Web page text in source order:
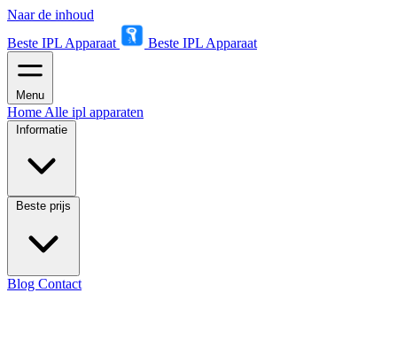
Naar de inhoud
Beste IPL Apparaat
Beste IPL Apparaat
Menu
Home Alle ipl apparaten
Informatie
Beste prijs
Blog Contact